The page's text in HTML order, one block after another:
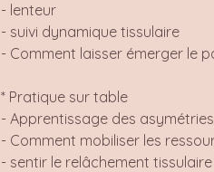
- lenteur
- suivi dynamique tissulaire
- Comment laisser émerger le
* Pratique sur table
- Apprentissage des
- Comment mobiliser les
- sentir le relâchement tissulaire